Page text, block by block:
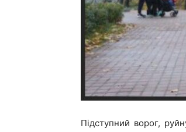
Підступний ворог,